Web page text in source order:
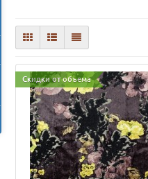
Скидки от объема